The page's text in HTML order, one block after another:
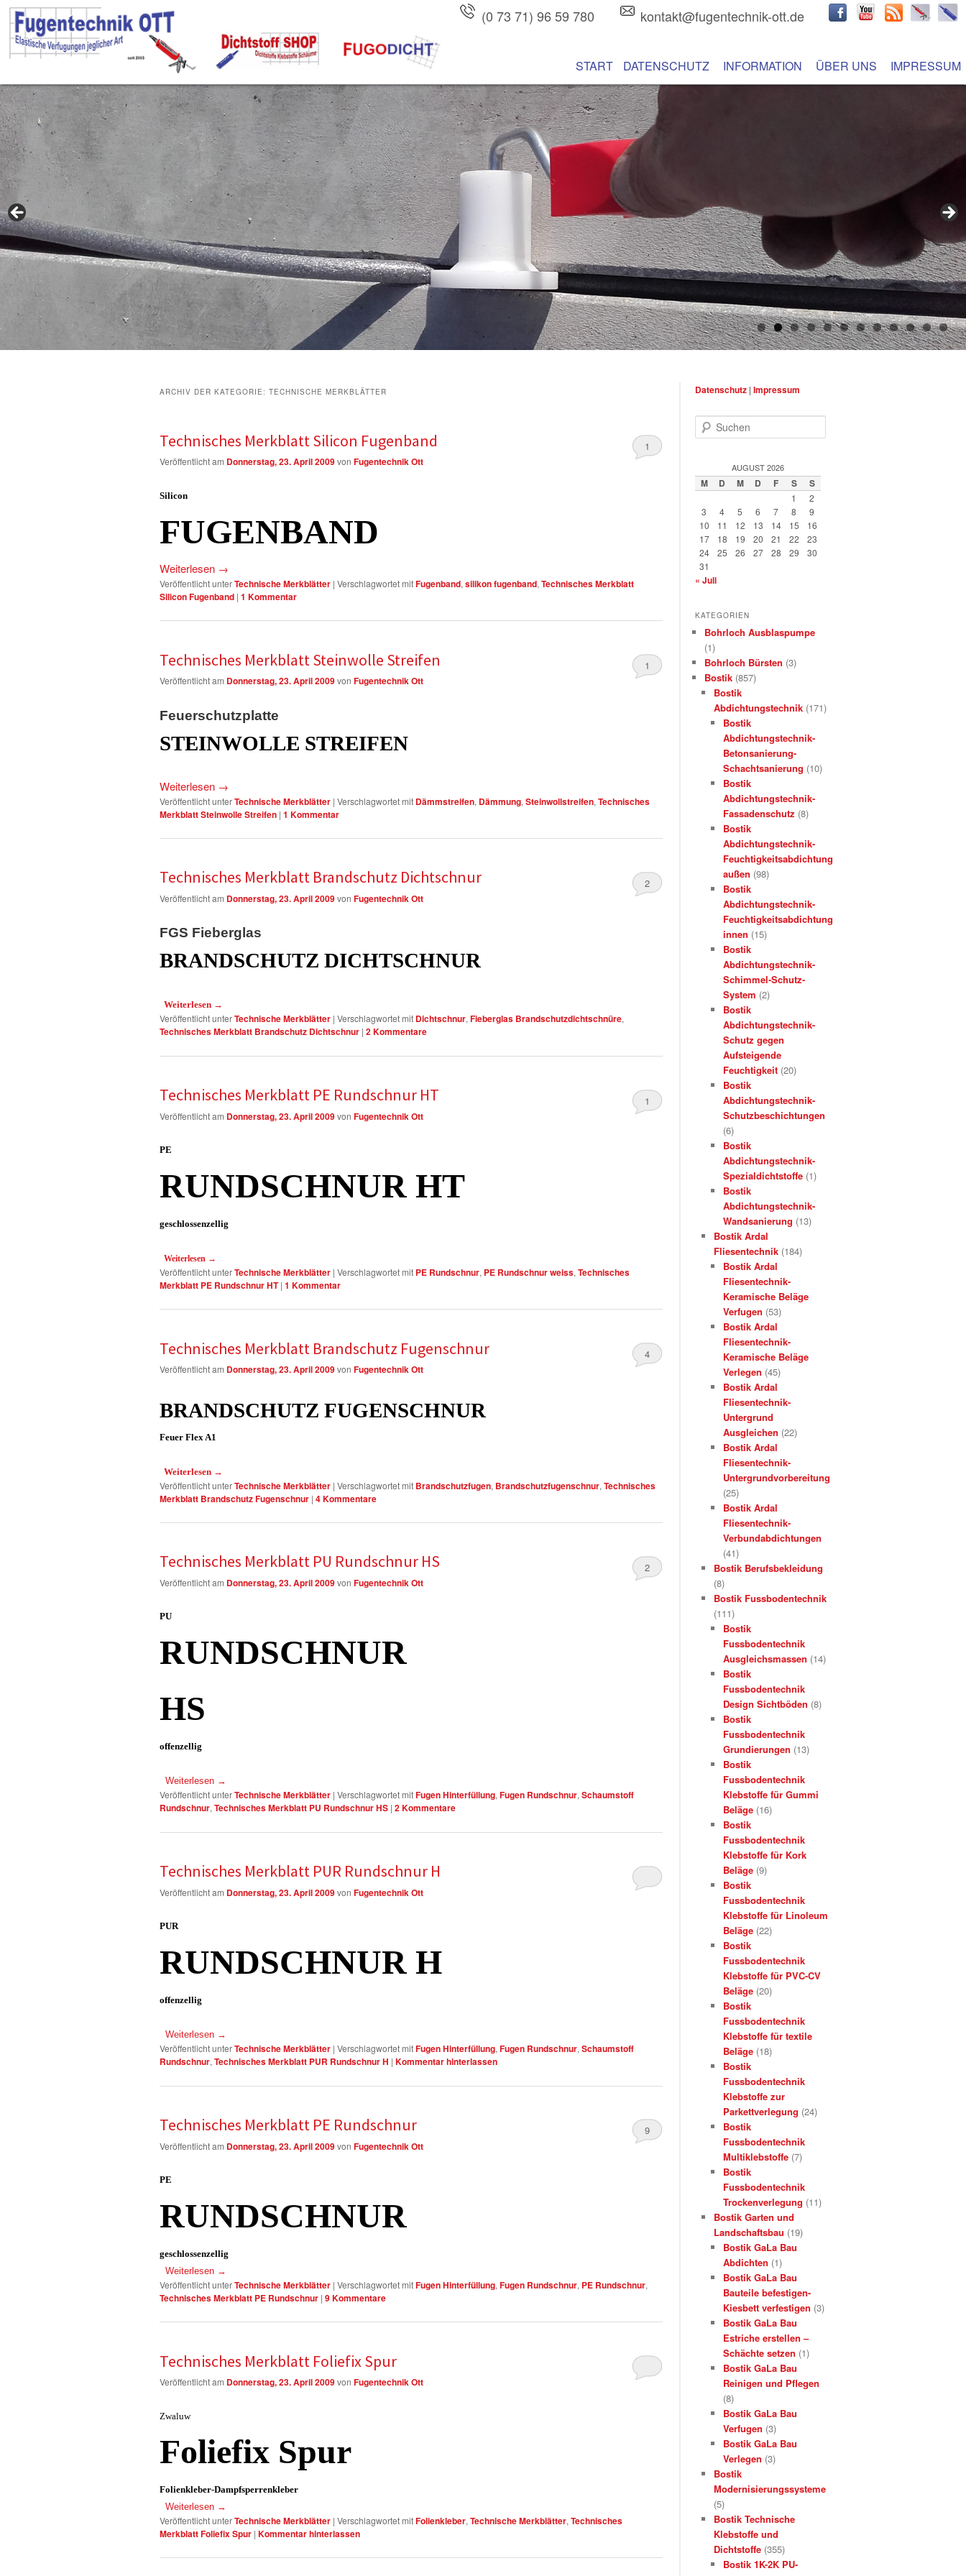
(0 73 71) 96 59 780 kontakt@fugentechnik-ott.de
Hauptmenü
Zum Inhalt wechseln
Zum sekundären Inhalt wechseln
START DATENSCHUTZ INFORMATION ÜBER UNS IMPRESSUM
ARCHIV DER KATEGORIE: TECHNISCHE MERKBLÄTTER
Technisches Merkblatt Silicon Fugenband
Veröffentlicht am Donnerstag, 23. April 2009von Fugentechnik Ott
1
Silicon
FUGENBAND
Weiterlesen →
Veröffentlicht unterTechnische Merkblätter | Verschlagwortet mitFugenband, silikon fugenband, Technisches Merkblatt
Silicon Fugenband | 1 Kommentar
Technisches Merkblatt Steinwolle Streifen
Veröffentlicht am Donnerstag, 23. April 2009von Fugentechnik Ott
1
Feuerschutzplatte
STEINWOLLE STREIFEN
Weiterlesen →
Veröffentlicht unterTechnische Merkblätter | Verschlagwortet mit Dämmstreifen, Dämmung, Steinwollstreifen, Technisches
Merkblatt Steinwolle Streifen | 1 Kommentar
Technisches Merkblatt Brandschutz Dichtschnur
Veröffentlicht am Donnerstag, 23. April 2009von Fugentechnik Ott
2
FGS Fieberglas
BRANDSCHUTZ DICHTSCHNUR
Weiterlesen →
Veröffentlicht unterTechnische Merkblätter | Verschlagwortet mit Dichtschnur, Fieberglas Brandschutzdichtschnüre,
Technisches Merkblatt Brandschutz Dichtschnur | 2Kommentare
Technisches Merkblatt PE Rundschnur HT
Veröffentlicht am Donnerstag, 23. April 2009von Fugentechnik Ott
1
PE
RUNDSCHNUR HT
geschlossenzellig
Weiterlesen →
Veröffentlicht unterTechnische Merkblätter | Verschlagwortet mit PE Rundschnur, PE Rundschnur weiss, Technisches
Merkblatt PE Rundschnur HT | 1 Kommentar
Technisches Merkblatt Brandschutz Fugenschnur
Veröffentlicht am Donnerstag, 23. April 2009von Fugentechnik Ott
4
BRANDSCHUTZ FUGENSCHNUR
Feuer Flex A1
Weiterlesen →
Veröffentlicht unterTechnische Merkblätter | Verschlagwortet mit Brandschutzfugen, Brandschutzfugenschnur, Technisches
Merkblatt Brandschutz Fugenschnur | 4Kommentare
Technisches Merkblatt PU Rundschnur HS
Veröffentlicht am Donnerstag, 23. April 2009von Fugentechnik Ott
2
PU
RUNDSCHNUR
HS
offenzellig
Weiterlesen →
Veröffentlicht unterTechnische Merkblätter | Verschlagwortet mitFugen Hinterfüllung,Fugen Rundschnur,Schaumstoff
Rundschnur,Technisches Merkblatt PU Rundschnur HS | 2Kommentare
Technisches Merkblatt PUR Rundschnur H
Veröffentlicht am Donnerstag, 23. April 2009von Fugentechnik Ott
PUR
RUNDSCHNUR H
offenzellig
Weiterlesen →
Veröffentlicht unterTechnische Merkblätter | Verschlagwortet mitFugen Hinterfüllung, Fugen Rundschnur, Schaumstoff
Rundschnur, Technisches Merkblatt PUR Rundschnur H | Kommentar hinterlassen
Technisches Merkblatt PE Rundschnur
Veröffentlicht am Donnerstag, 23. April 2009von Fugentechnik Ott
9
PE
RUNDSCHNUR
geschlossenzellig
Weiterlesen →
Veröffentlicht unterTechnische Merkblätter | Verschlagwortet mitFugen Hinterfüllung, Fugen Rundschnur, PE Rundschnur,
Technisches Merkblatt PE Rundschnur | 9Kommentare
Technisches Merkblatt Foliefix Spur
Veröffentlicht am Donnerstag, 23. April 2009von Fugentechnik Ott
Zwaluw
Foliefix Spur
Folienkleber-Dampfsperrenkleber
Weiterlesen →
Veröffentlicht unterTechnische Merkblätter | Verschlagwortet mitFolienkleber, Technische Merkblätter, Technisches
Merkblatt Foliefix Spur | Kommentar hinterlassen
Datenschutz | Impressum
Suchen
AUGUST 2026
M D M D F S S
1
2
3
4 5 6 7 8
9
10
11 12 13 14 15
16
17
18 19 20 21 22
23
24
25 26 27 28 29
30
31
« Juli
KATEGORIEN
Bohrloch Ausblaspumpe
(1)
Bohrloch Bürsten (3)
Bostik (857)
Bostik
Abdichtungstechnik (171)
Bostik
Abdichtungstechnik-
Betonsanierung-
Schachtsanierung (10)
Bostik
Abdichtungstechnik-
Fassadenschutz (8)
Bostik
Abdichtungstechnik-
Feuchtigkeitsabdichtung
außen (98)
Bostik
Abdichtungstechnik-
Feuchtigkeitsabdichtung
innen (15)
Bostik
Abdichtungstechnik-
Schimmel-Schutz-
System (2)
Bostik
Abdichtungstechnik-
Schutz gegen
Aufsteigende
Feuchtigkeit (20)
Bostik
Abdichtungstechnik-
Schutzbeschichtungen
(6)
Bostik
Abdichtungstechnik-
Spezialdichtstoffe (1)
Bostik
Abdichtungstechnik-
Wandsanierung (13)
Bostik Ardal
Fliesentechnik (184)
Bostik Ardal
Fliesentechnik-
Keramische Beläge
Verfugen (53)
Bostik Ardal
Fliesentechnik-
Keramische Beläge
Verlegen (45)
Bostik Ardal
Fliesentechnik-
Untergrund
Ausgleichen (22)
Bostik Ardal
Fliesentechnik-
Untergrundvorbereitung
(25)
Bostik Ardal
Fliesentechnik-
Verbundabdichtungen
(41)
Bostik Berufsbekleidung
(8)
Bostik Fussbodentechnik
(111)
Bostik
Fussbodentechnik
Ausgleichsmassen (14)
Bostik
Fussbodentechnik
Design Sichtböden (8)
Bostik
Fussbodentechnik
Grundierungen (13)
Bostik
Fussbodentechnik
Klebstoffe für Gummi
Beläge (16)
Bostik
Fussbodentechnik
Klebstoffe für Kork
Beläge (9)
Bostik
Fussbodentechnik
Klebstoffe für Linoleum
Beläge (22)
Bostik
Fussbodentechnik
Klebstoffe für PVC-CV
Beläge (20)
Bostik
Fussbodentechnik
Klebstoffe für textile
Beläge (18)
Bostik
Fussbodentechnik
Klebstoffe zur
Parkettverlegung (24)
Bostik
Fussbodentechnik
Multiklebstoffe (7)
Bostik
Fussbodentechnik
Trockenverlegung (11)
Bostik Garten und
Landschaftsbau (19)
Bostik GaLa Bau
Abdichten (1)
Bostik GaLa Bau
Bauteile befestigen-
Kiesbett verfestigen (3)
Bostik GaLa Bau
Estriche erstellen –
Schächte setzen (1)
Bostik GaLa Bau
Reinigen und Pflegen
(8)
Bostik GaLa Bau
Verfugen (3)
Bostik GaLa Bau
Verlegen (3)
Bostik
Modernisierungssysteme
(5)
Bostik Technische
Klebstoffe und
Dichtstoffe (355)
Bostik 1K-2K PU-